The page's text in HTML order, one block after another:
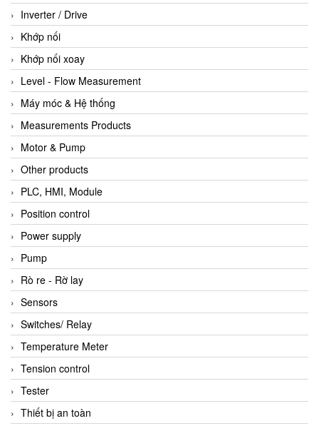
Inverter / Drive
Khớp nối
Khớp nối xoay
Level - Flow Measurement
Máy móc & Hệ thống
Measurements Products
Motor & Pump
Other products
PLC, HMI, Module
Position control
Power supply
Pump
Rò re - Rờ lay
Sensors
Switches/ Relay
Temperature Meter
Tension control
Tester
Thiết bị an toàn